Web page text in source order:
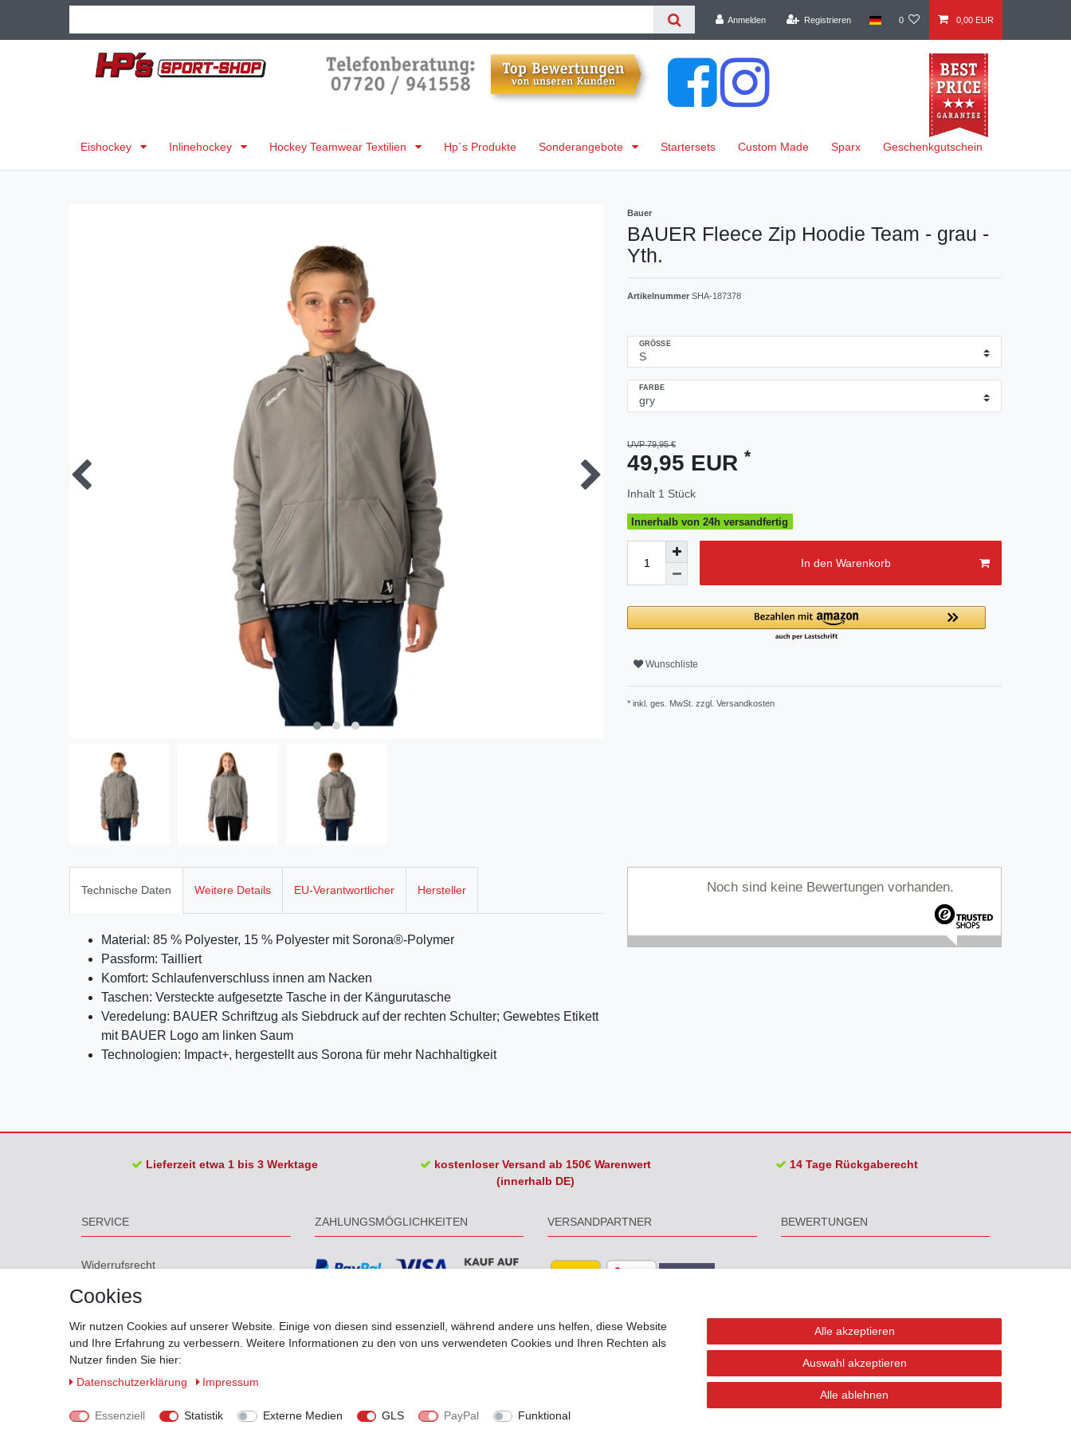
Anmelden Registrieren 0 0,00 EUR
Eishockey Inlinehockey Hockey Teamwear Textilien Hp´s Produkte Sonderangebote Startersets Custom Made Sparx Geschenkgutschein
Bauer
BAUER Fleece Zip Hoodie Team - grau -
Yth.
Artikelnummer SHA-187378
GRÖSSE
FARBE
UVP 79,95 €
49,95 EUR *
Inhalt 1 Stück
Innerhalb von 24h versandfertig
In den Warenkorb
Wunschliste
* inkl. ges. MwSt. zzgl. Versandkosten
Technische Daten Weitere Details EU-Verantwortlicher Hersteller
Material: 85 % Polyester, 15 % Polyester mit Sorona®-Polymer
Passform: Tailliert
Komfort: Schlaufenverschluss innen am Nacken
Taschen: Versteckte aufgesetzte Tasche in der Kängurutasche
Veredelung: BAUER Schriftzug als Siebdruck auf der rechten Schulter; Gewebtes Etikett
mit BAUER Logo am linken Saum
Technologien: Impact+, hergestellt aus Sorona für mehr Nachhaltigkeit
Noch sind keine Bewertungen vorhanden.
Lieferzeit etwa 1 bis 3 Werktage
kostenloser Versand ab 150€ Warenwert
(innerhalb DE)
14 Tage Rückgaberecht
SERVICE
Widerrufs­recht
Impressum
AGB
Barrierefreiheitserklärung
Größentabelle
Biegungen
Kontakt
ZAHLUNGSMÖGLICHKEITEN VERSANDPARTNER BEWERTUNGEN
Cookies
Wir nutzen Cookies auf unserer Website. Einige von diesen sind essenziell, während andere uns helfen, diese Website
und Ihre Erfahrung zu verbessern. Weitere Informationen zu den von uns verwendeten Cookies und Ihren Rechten als
Nutzer finden Sie hier:
Daten­schutz­erklärung
Impressum
Essenziell Statistik Externe Medien GLS PayPal Funktional
Alle akzeptieren
Auswahl akzeptieren
Alle ablehnen